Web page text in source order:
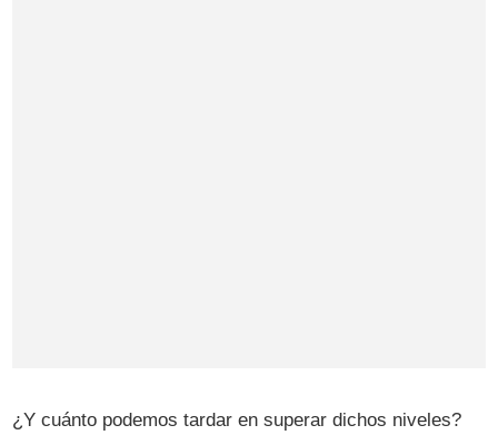
¿Y cuánto podemos tardar en superar dichos niveles?